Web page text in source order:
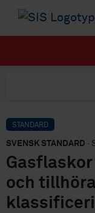
STANDARD
SVENSK STANDARD ·
och